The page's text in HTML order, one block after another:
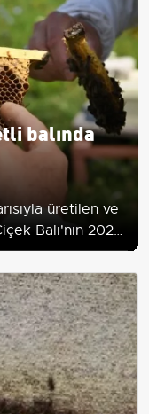
balında
üretilen ve
Balı'nın 2026
sezon diledi.